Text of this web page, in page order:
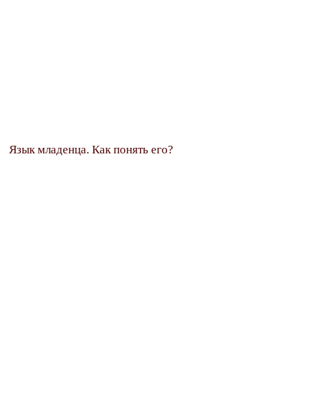
Язык младенца. Как понять его?